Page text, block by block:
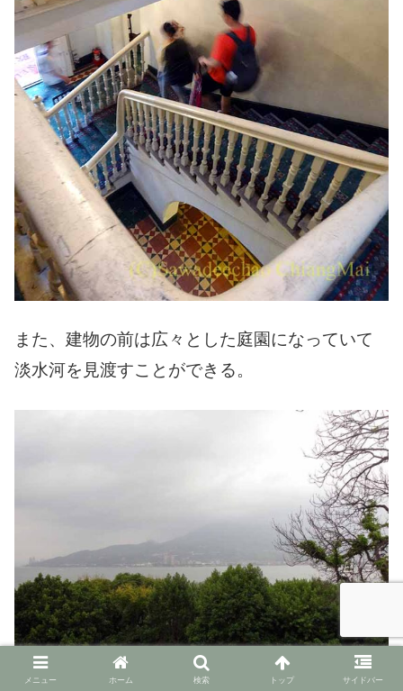
また、建物の前は広々とした庭園になっていて
淡水河を見渡すことができる。
メニュー ホーム 検索 トップ サイドバー